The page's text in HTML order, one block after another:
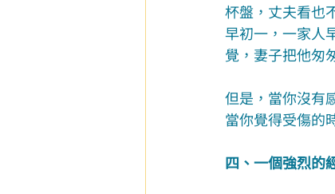
杯盤，丈夫看也
早初一，一家人
覺，妻子把他匆
但是，當你沒有
當你覺得受傷的
四、一個強烈的